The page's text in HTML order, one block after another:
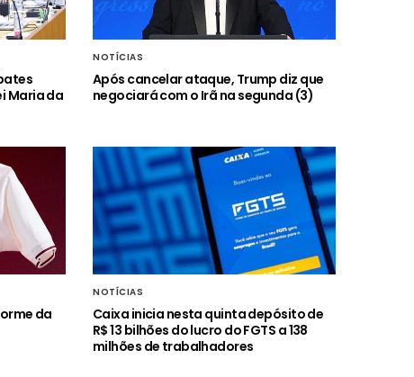
Maria da
NOTÍCIAS
Após cancelar ataque, Trump diz que
negociará com o Irã na segunda (3)
da
NOTÍCIAS
Caixa inicia nesta quinta depósito de
R$ 13 bilhões do lucro do FGTS a 138
milhões de trabalhadores